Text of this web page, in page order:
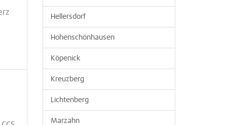
Hellersdorf
Hohenschönhausen
Köpenick
Kreuzberg
Lichtenberg
Marzahn